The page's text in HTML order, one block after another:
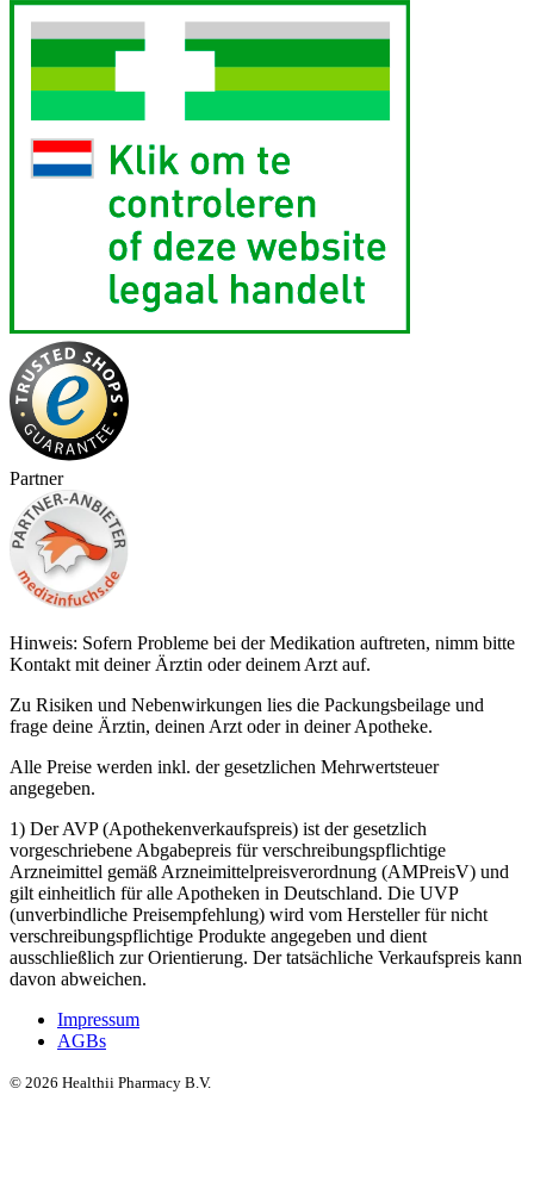
Partner
Hinweis: Sofern Probleme bei der Medikation auftreten, nimm bitte
Kontakt mit deiner Ärztin oder deinem Arzt auf.
Zu Risiken und Nebenwirkungen lies die Packungsbeilage und
frage deine Ärztin, deinen Arzt oder in deiner Apotheke.
Alle Preise werden inkl. der gesetzlichen Mehrwertsteuer
angegeben.
1) Der AVP (Apothekenverkaufspreis) ist der gesetzlich
vorgeschriebene Abgabepreis für verschreibungspflichtige
Arzneimittel gemäß Arzneimittelpreisverordnung (AMPreisV) und
gilt einheitlich für alle Apotheken in Deutschland. Die UVP
(unverbindliche Preisempfehlung) wird vom Hersteller für nicht
verschreibungspflichtige Produkte angegeben und dient
ausschließlich zur Orientierung. Der tatsächliche Verkaufspreis kann
davon abweichen.
Impressum
AGBs
© 2026 Healthii Pharmacy B.V.